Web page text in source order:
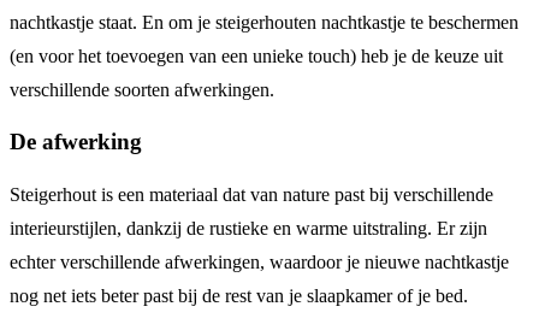
nachtkastje staat. En om je steigerhouten nachtkastje te beschermen
(en voor het toevoegen van een unieke touch) heb je de keuze uit
verschillende soorten afwerkingen.
De afwerking
Steigerhout is een materiaal dat van nature past bij verschillende
interieurstijlen, dankzij de rustieke en warme uitstraling. Er zijn
echter verschillende afwerkingen, waardoor je nieuwe nachtkastje
nog net iets beter past bij de rest van je slaapkamer of je bed.